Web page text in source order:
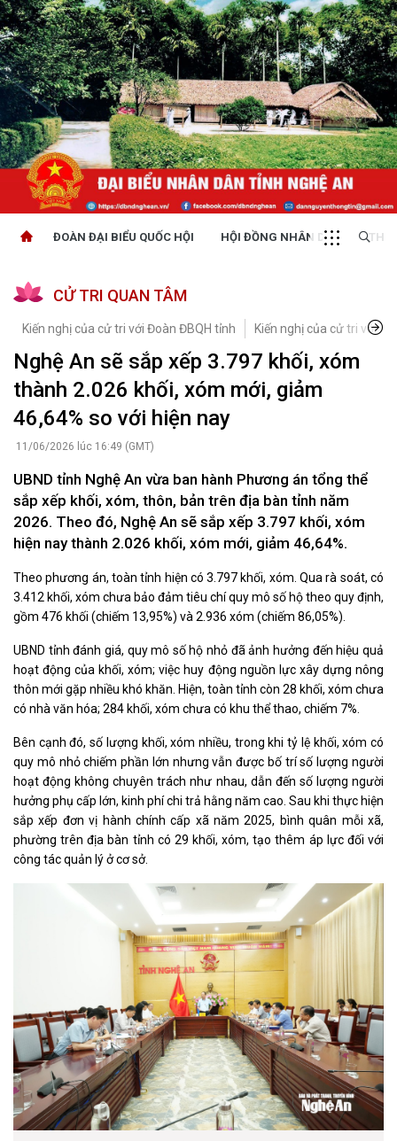
ĐOÀN ĐẠI BIỂU QUỐC HỘI HỘI ĐỒNG NHÂN DÂN
CỬ TRI QUAN TÂM
Kiến nghị của cử tri với Đoàn ĐBQH tỉnh Kiến nghị của cử tri với
Nghệ An sẽ sắp xếp 3.797 khối, xóm
thành 2.026 khối, xóm mới, giảm
46,64% so với hiện nay
11/06/2026 lúc 16:49 (GMT)
UBND tỉnh Nghệ An vừa ban hành Phương án tổng thể
sắp xếp khối, xóm, thôn, bản trên địa bàn tỉnh năm
2026. Theo đó, Nghệ An sẽ sắp xếp 3.797 khối, xóm
hiện nay thành 2.026 khối, xóm mới, giảm 46,64%.
Theo phương án, toàn tỉnh hiện có 3.797 khối, xóm. Qua rà soát, có
3.412 khối, xóm chưa bảo đảm tiêu chí quy mô số hộ theo quy định,
gồm 476 khối (chiếm 13,95%) và 2.936 xóm (chiếm 86,05%).
UBND tỉnh đánh giá, quy mô số hộ nhỏ đã ảnh hưởng đến hiệu quả
hoạt động của khối, xóm; việc huy động nguồn lực xây dựng nông
thôn mới gặp nhiều khó khăn. Hiện, toàn tỉnh còn 28 khối, xóm chưa
có nhà văn hóa; 284 khối, xóm chưa có khu thể thao, chiếm 7%.
Bên cạnh đó, số lượng khối, xóm nhiều, trong khi tỷ lệ khối, xóm có
quy mô nhỏ chiếm phần lớn nhưng vẫn được bố trí số lượng người
hoạt động không chuyên trách như nhau, dẫn đến số lượng người
hưởng phụ cấp lớn, kinh phí chi trả hằng năm cao. Sau khi thực hiện
sắp xếp đơn vị hành chính cấp xã năm 2025, bình quân mỗi xã,
phường trên địa bàn tỉnh có 29 khối, xóm, tạo thêm áp lực đối với
công tác quản lý ở cơ sở.